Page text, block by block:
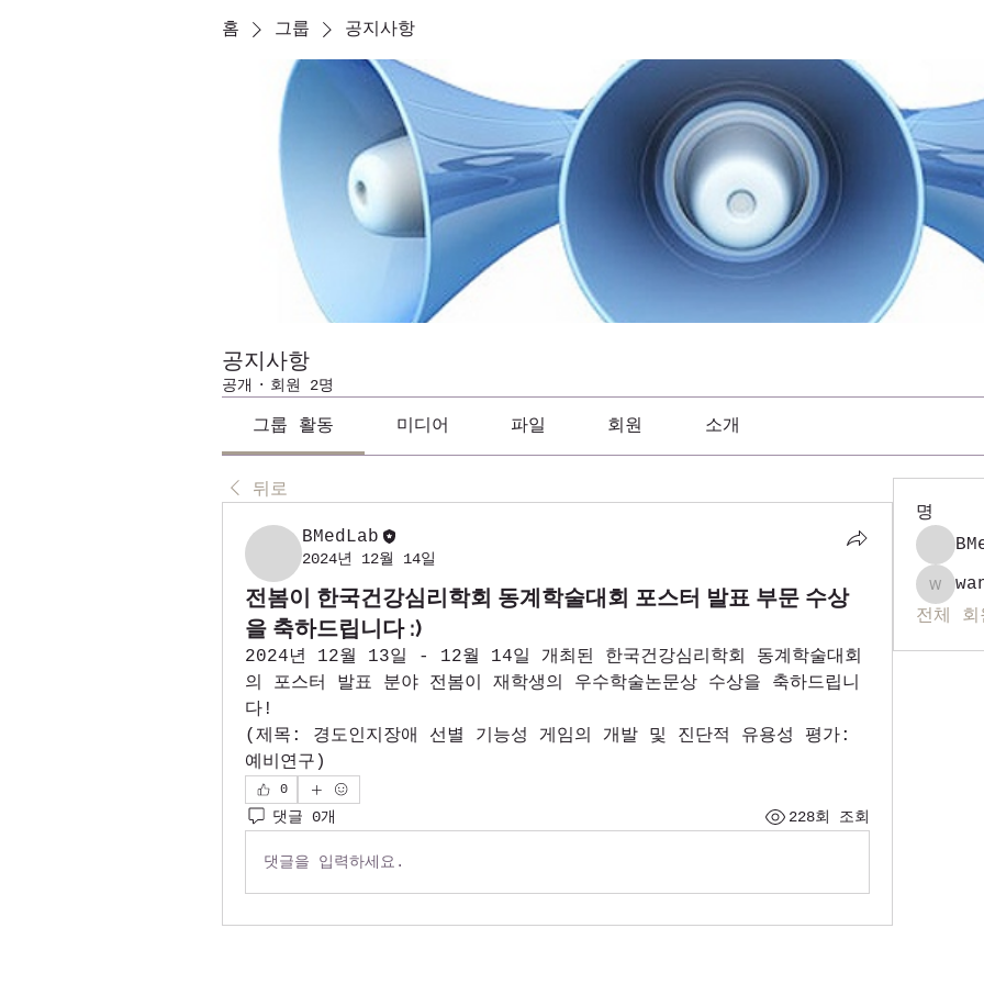
홈 그룹 공지사항
공지사항
공개 · 회원 2명
그룹 활동 미디어 파일 회원 소개
뒤로
BMedLab
2024년 12월 14일
전봄이 한국건강심리학회 동계학술대회 포스터 발표 부문 수상
을 축하드립니다 :)
2024년 12월 13일 - 12월 14일 개최된 한국건강심리학회 동계학술대회
의 포스터 발표 분야 전봄이 재학생의 우수학술논문상 수상을 축하드립니
다!
(제목: 경도인지장애 선별 기능성 게임의 개발 및 진단적 유용성 평가:
예비연구)
0
댓글 0개 228회 조회
댓글을 입력하세요.
명
전체